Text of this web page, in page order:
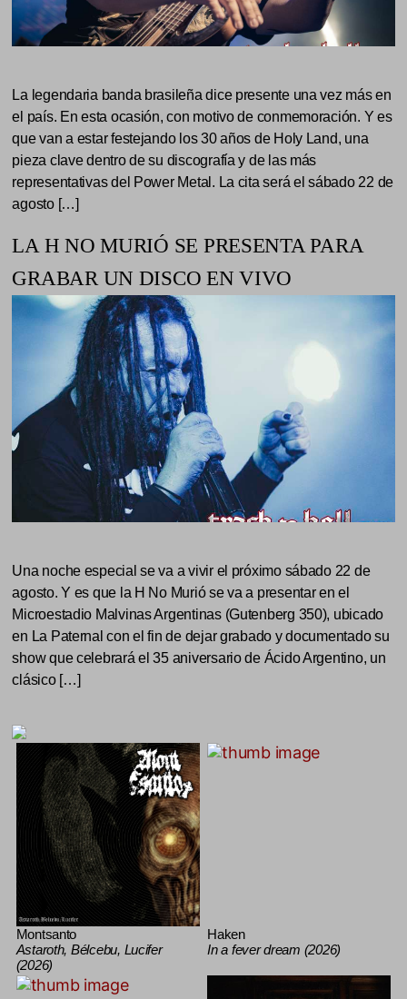
La legendaria banda brasileña dice presente una vez más en
el país. En esta ocasión, con motivo de conmemoración. Y es
que van a estar festejando los 30 años de Holy Land, una
pieza clave dentro de su discografía y de las más
representativas del Power Metal. La cita será el sábado 22 de
agosto […]
LA H NO MURIÓ SE PRESENTA PARA
GRABAR UN DISCO EN VIVO
Una noche especial se va a vivir el próximo sábado 22 de
agosto. Y es que la H No Murió se va a presentar en el
Microestadio Malvinas Argentinas (Gutenberg 350), ubicado
en La Paternal con el fin de dejar grabado y documentado su
show que celebrará el 35 aniversario de Ácido Argentino, un
clásico […]
Montsanto
Astaroth, Bélcebu, Lucifer
(2026)
Haken
In a fever dream (2026)